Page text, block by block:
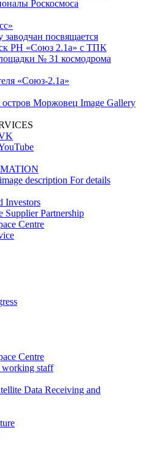
Роскосмоса
посвящается
РН «Союз 2.1а» с ТПК
№ 31 космодрома
«Союз-2.1а»
остров Моржовец Image Gallery
For details
Investors
Supplier Partnership
Centre
Centre
working staff
Data Receiving and